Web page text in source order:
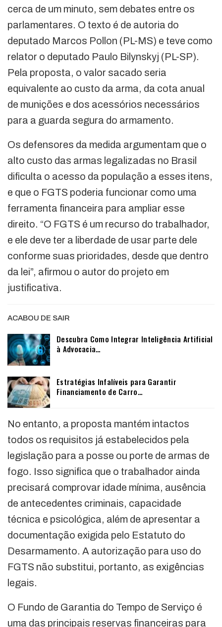
cerca de um minuto, sem debates entre os
parlamentares. O texto é de autoria do
deputado Marcos Pollon (PL-MS) e teve como
relator o deputado Paulo Bilynskyj (PL-SP).
Pela proposta, o valor sacado seria
equivalente ao custo da arma, da cota anual
de munições e dos acessórios necessários
para a guarda segura do armamento.
Os defensores da medida argumentam que o
alto custo das armas legalizadas no Brasil
dificulta o acesso da população a esses itens,
e que o FGTS poderia funcionar como uma
ferramenta financeira para ampliar esse
direito. “O FGTS é um recurso do trabalhador,
e ele deve ter a liberdade de usar parte dele
conforme suas prioridades, desde que dentro
da lei”, afirmou o autor do projeto em
justificativa.
ACABOU DE SAIR
Descubra Como Integrar Inteligência Artificial
à Advocacia…
Estratégias Infalíveis para Garantir
Financiamento de Carro…
No entanto, a proposta mantém intactos
todos os requisitos já estabelecidos pela
legislação para a posse ou porte de armas de
fogo. Isso significa que o trabalhador ainda
precisará comprovar idade mínima, ausência
de antecedentes criminais, capacidade
técnica e psicológica, além de apresentar a
documentação exigida pelo Estatuto do
Desarmamento. A autorização para uso do
FGTS não substitui, portanto, as exigências
legais.
O Fundo de Garantia do Tempo de Serviço é
uma das principais reservas financeiras para